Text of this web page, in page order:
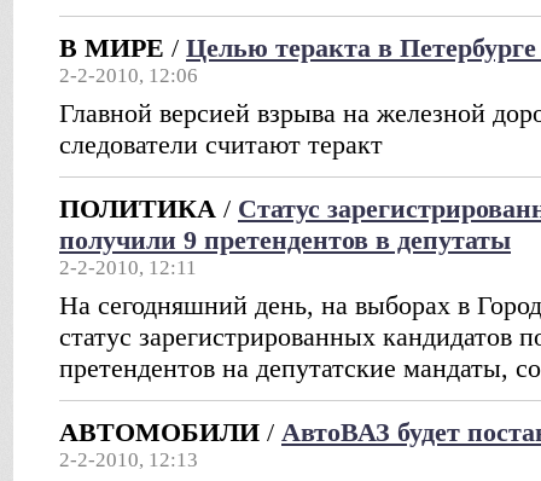
В МИРЕ / Целью теракта в
2-2-2010, 12:06
Главной версией взрыва на железной
следователи считают теракт
ПОЛИТИКА / Статус
получили 9 претендентов в депутаты
2-2-2010, 12:11
На сегодняшний день, на выборах в
статус зарегистрированных кандидатов
претендентов на депутатские мандаты,
АВТОМОБИЛИ / АвтоВАЗ будет
2-2-2010, 12:13